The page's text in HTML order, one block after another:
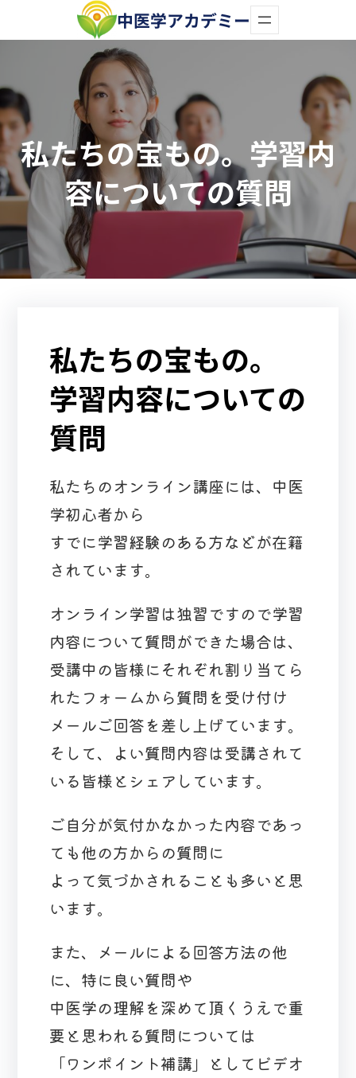
容
ス
キ
ッ
プ
中医学アカデミー
私たちの宝もの。学習内
容についての質問
私たちの宝もの。
学習内容についての
質問
私たちのオンライン講座には、中医
学初心者から
すでに学習経験のある方などが在籍
されています。
オンライン学習は独習ですので学習
内容について質問ができた場合は、
受講中の皆様にそれぞれ割り当てら
れたフォームから質問を受け付け
メールご回答を差し上げています。
そして、よい質問内容は受講されて
いる皆様とシェアしています。
ご自分が気付かなかった内容であっ
ても他の方からの質問に
よって気づかされることも多いと思
います。
また、メールによる回答方法の他
に、特に良い質問や
中医学の理解を深めて頂くうえで重
要と思われる質問については
「ワンポイント補講」としてビデオ